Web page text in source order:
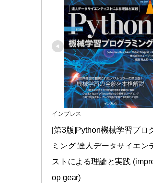
インプレス
[第3版]Python機械学習プロ
ミング 達人データサイエン
ストによる理論と実践
op gear)